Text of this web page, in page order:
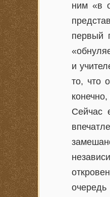
ним «в
первый
и
то, что
Сейчас